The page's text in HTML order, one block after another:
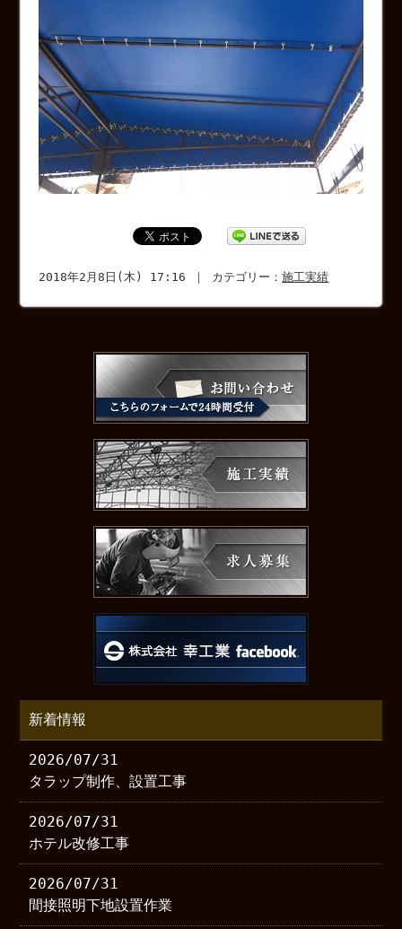
2018年2月8日(木) 17:16 ｜ カテゴリー：施工実績
新着情報
2026/07/31
タラップ制作、設置工事
2026/07/31
ホテル改修工事
2026/07/31
間接照明下地設置作業